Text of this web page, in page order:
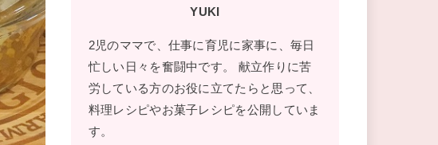
YUKI
2児のママで、仕事に育児に家事に、毎日
忙しい日々を奮闘中です。 献立作りに苦
労している方のお役に立てたらと思って、
料理レシピやお菓子レシピを公開していま
す。